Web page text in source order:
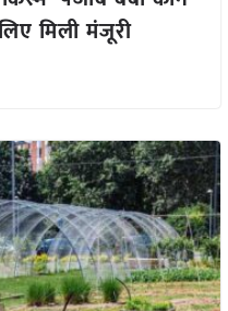
मिली मंजूरी